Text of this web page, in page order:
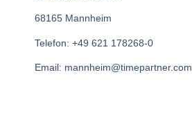
68165 Mannheim
Telefon: +49 621 178268-0
Email: mannheim@timepartner.com